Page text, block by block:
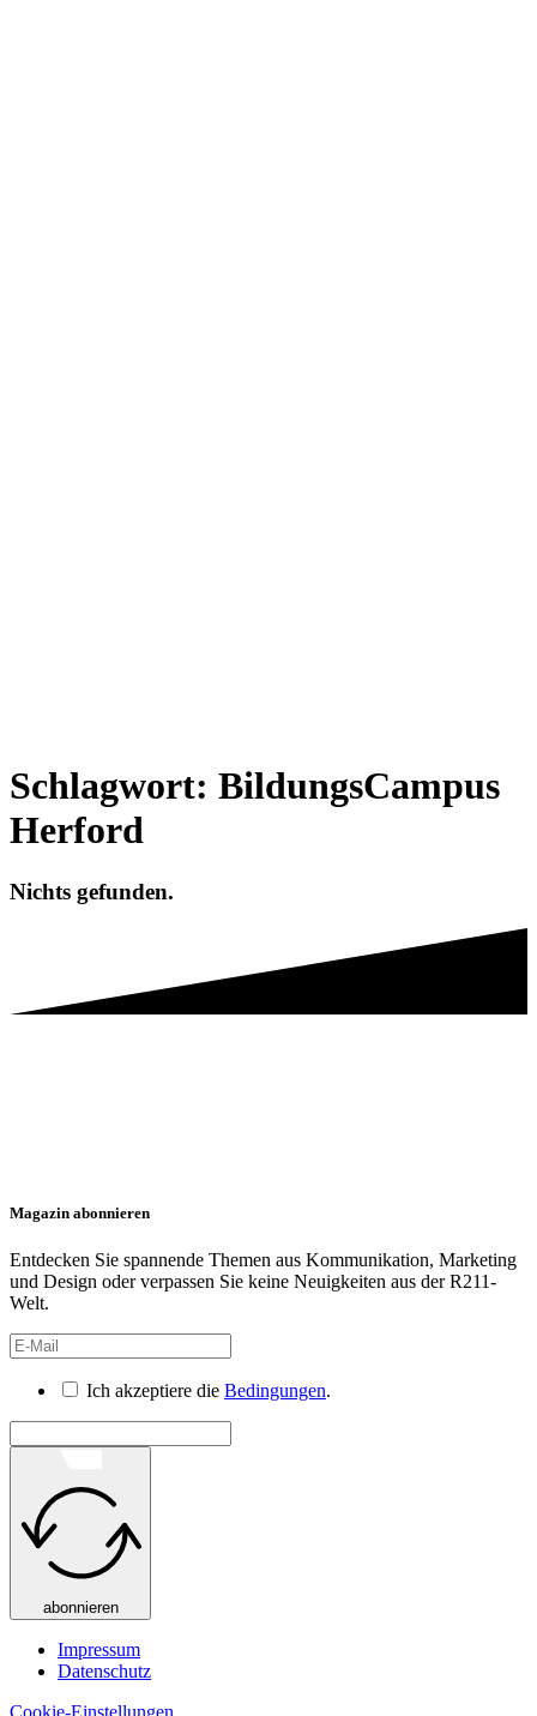
Schlagwort: BildungsCampus
Herford
Nichts gefunden.
Magazin abonnieren
Entdecken Sie spannende Themen aus Kommunikation, Marketing
und Design oder verpassen Sie keine Neuigkeiten aus der R211-
Welt.
Ich akzeptiere die Bedingungen.
abonnieren
Impressum
Datenschutz
Cookie-Einstellungen